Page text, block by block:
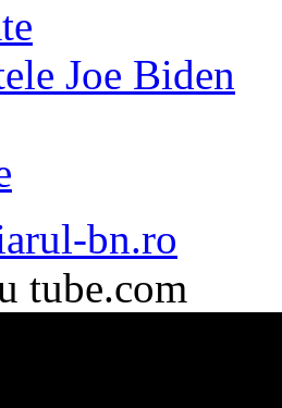
Joe Biden
bn.ro
tube.com